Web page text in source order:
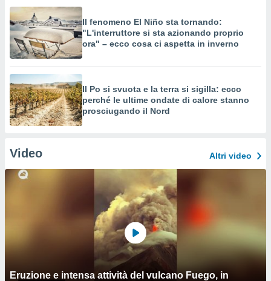
Il fenomeno El Niño sta tornando:
"L'interruttore si sta azionando proprio
ora" – ecco cosa ci aspetta in inverno
Il Po si svuota e la terra si sigilla: ecco
perché le ultime ondate di calore stanno
prosciugando il Nord
Video Altri video
Eruzione e intensa attività del vulcano Fuego, in